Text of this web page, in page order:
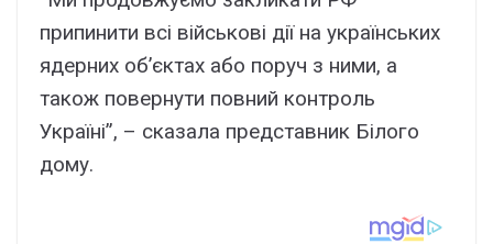
припинити всі військові дії на українських
ядерних об’єктах або поруч з ними, а
також повернути повний контроль
Україні”, – сказала представник Білого
дому.